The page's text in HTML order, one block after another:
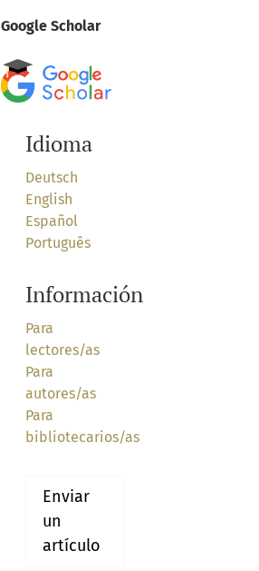
Google Scholar
Idioma
Deutsch
English
Español
Português
Información
Para
lectores/as
Para
autores/as
Para
bibliotecarios/as
Enviar
un
artículo